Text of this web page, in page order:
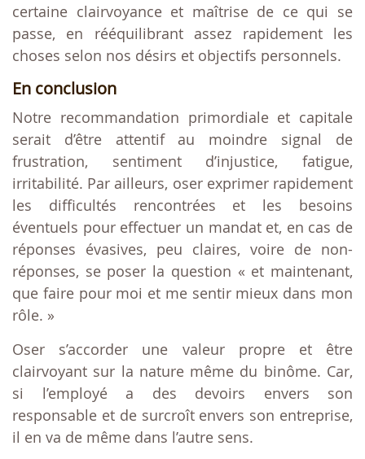
certaine clairvoyance et maîtrise de ce qui se
passe, en rééquilibrant assez rapidement les
choses selon nos désirs et objectifs personnels.
En conclusion
Notre recommandation primordiale et capitale
serait d’être attentif au moindre signal de
frustration, sentiment d’injustice, fatigue,
irritabilité. Par ailleurs, oser exprimer rapidement
les difficultés rencontrées et les besoins
éventuels pour effectuer un mandat et, en cas de
réponses évasives, peu claires, voire de non-
réponses, se poser la question « et maintenant,
que faire pour moi et me sentir mieux dans mon
rôle. »
Oser s’accorder une valeur propre et être
clairvoyant sur la nature même du binôme. Car,
si l’employé a des devoirs envers son
responsable et de surcroît envers son entreprise,
il en va de même dans l’autre sens.